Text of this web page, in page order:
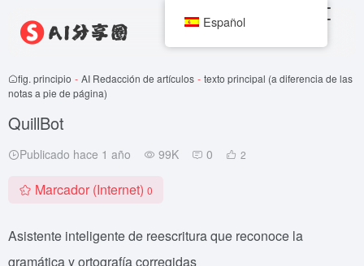
fig. principio - AI Redacción de artículos - texto principal (a diferencia de las
notas a pie de página)
QuillBot
Publicado hace 1 año 99K 0 2
Marcador (Internet) 0
Asistente inteligente de reescritura que reconoce la
gramática y ortografía corregidas
Español